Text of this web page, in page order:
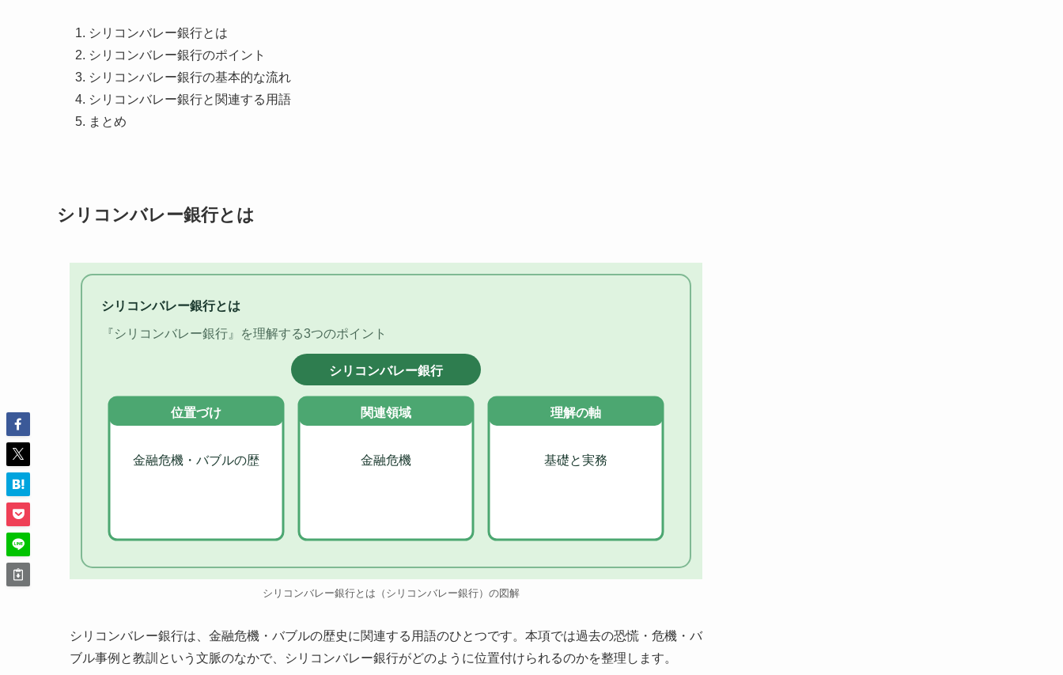
シリコンバレー銀行とは
シリコンバレー銀行のポイント
シリコンバレー銀行の基本的な流れ
シリコンバレー銀行と関連する用語
まとめ
シリコンバレー銀行とは
シリコンバレー銀行とは
『シリコンバレー銀行』を理解する3つのポイント
シリコンバレー銀行
位置づけ
金融危機・バブルの歴
関連領域
金融危機
理解の軸
基礎と実務
シリコンバレー銀行とは（シリコンバレー銀行）の図解
シリコンバレー銀行は、金融危機・バブルの歴史に関連する用語のひとつです。本項では過去の恐慌・危機・バ
ブル事例と教訓という文脈のなかで、シリコンバレー銀行がどのように位置付けられるのかを整理します。